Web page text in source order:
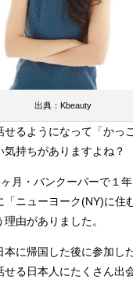
出典：Kbeauty
せるようになって「かっ
気持ちがありますよね？
月・バンクーバーで１
ニューヨーク(NY)に住
由がありました。
本に帰国した後に参加し
せる日本人にたくさん出